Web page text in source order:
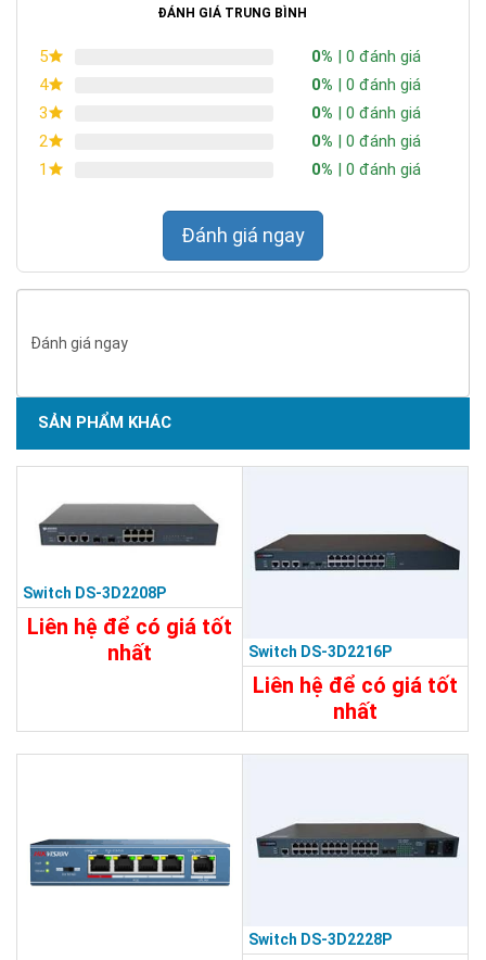
ĐÁNH GIÁ TRUNG BÌNH
5 0% | 0 đánh giá
4
0% | 0 đánh giá
3
0% | 0 đánh giá
2
0% | 0 đánh giá
1
0% | 0 đánh giá
Đánh giá ngay
Đánh giá ngay
SẢN PHẨM KHÁC
Switch DS-3D2208P
Liên hệ để có giá tốt
nhất
Switch DS-3D2216P
Liên hệ để có giá tốt
nhất
24.890.000đ
Switch DS-3D2228P